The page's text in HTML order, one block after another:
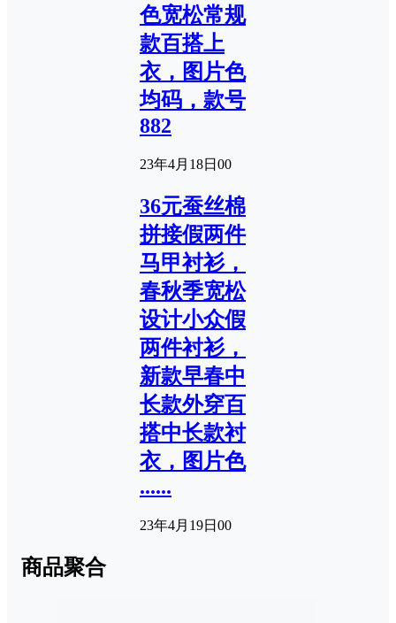
色宽松常规
款百搭上
衣，图片色
均码，款号
882
23年4月18日 00
36元蚕丝棉
拼接假两件
马甲衬衫，
春秋季宽松
设计小众假
两件衬衫，
新款早春中
长款外穿百
搭中长款衬
衣，图片色
......
23年4月19日 00
商品聚合